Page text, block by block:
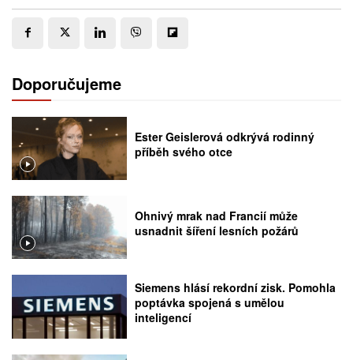
Doporučujeme
Ester Geislerová odkrývá rodinný
příběh svého otce
Ohnivý mrak nad Francií může
usnadnit šíření lesních požárů
Siemens hlásí rekordní zisk. Pomohla
poptávka spojená s umělou
inteligencí